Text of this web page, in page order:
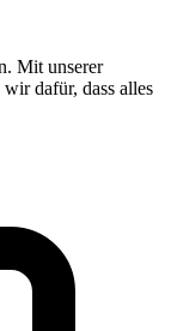
Mit unserer
dafür, dass alles